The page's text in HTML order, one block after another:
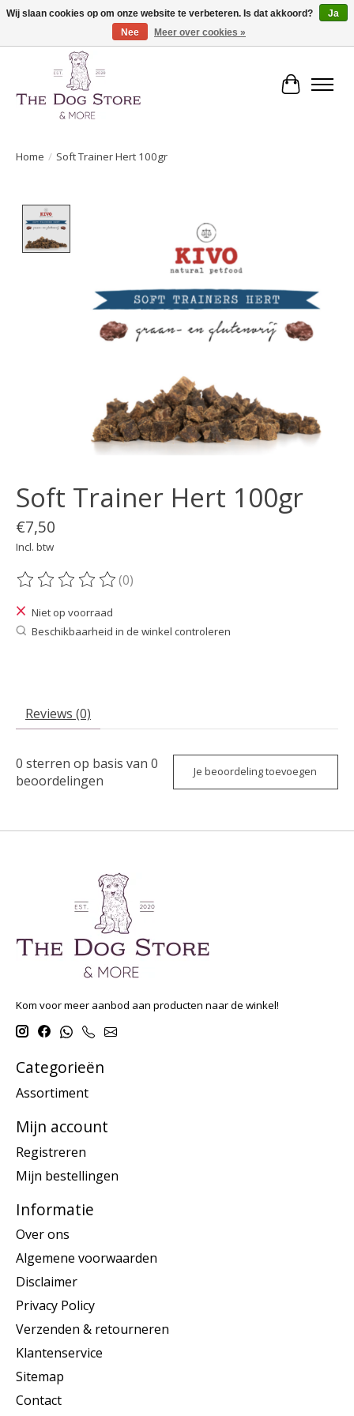
De speciaalzaak in hondenartikelen en meer!
Home / Soft Trainer Hert 100gr
Soft Trainer Hert 100gr
€7,50
Incl. btw
De beoordeling van dit product is
(0)
Niet op voorraad
Beschikbaarheid in de winkel controleren
Reviews (0)
0 sterren op basis van 0
beoordelingen
Je beoordeling toevoegen
Kom voor meer aanbod aan producten naar de winkel!
Categorieën
Assortiment
Mijn account
Registreren
Mijn bestellingen
Informatie
Over ons
Algemene voorwaarden
Disclaimer
Privacy Policy
Verzenden & retourneren
Klantenservice
Sitemap
Contact
Wij slaan cookies op om onze website te verbeteren. Is dat akkoord?
Ja
Nee
Meer over cookies »